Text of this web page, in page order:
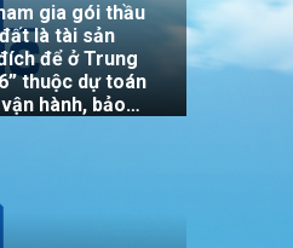
gia gói thầu
là tài sản
để ở Trung
thuộc dự toán
hành, bảo